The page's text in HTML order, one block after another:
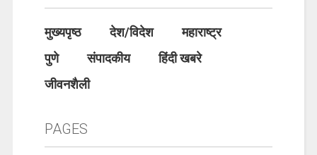
मुख्यपृष्ठ देश/विदेश
महाराष्ट्र
पुणे
संपादकीय
हिंदी खबरे
जीवनशैली
PAGES